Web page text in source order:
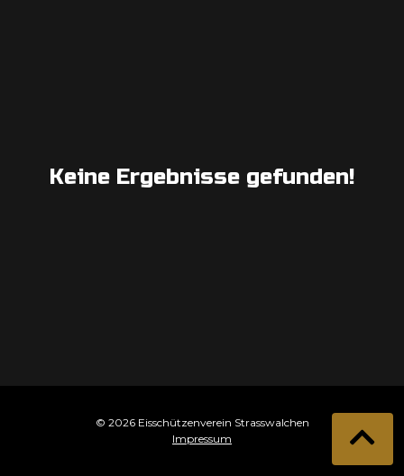
Keine Ergebnisse gefunden!
© 2026 Eisschützenverein Strasswalchen
Impressum